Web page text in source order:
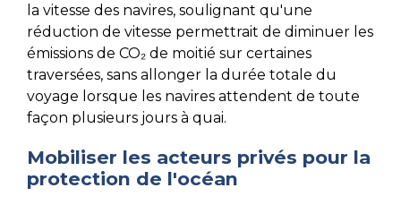
la vitesse des navires, soulignant qu'une
réduction de vitesse permettrait de diminuer les
émissions de CO₂ de moitié sur certaines
traversées, sans allonger la durée totale du
voyage lorsque les navires attendent de toute
façon plusieurs jours à quai.
Mobiliser les acteurs privés pour la
protection de l'océan